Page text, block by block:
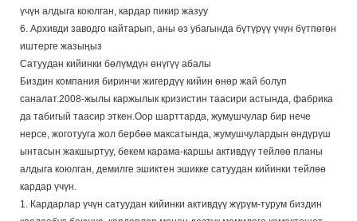
үчүн алдыга коюлган, кардар пикир жазуу
6. Архивди заводго кайтарып, аны өз убагында бүтүрүү үчүн бүтпөгөн
иштерге жазыңыз
Сатуудан кийинки бөлүмдүн өнүгүү абалы
Биздин компания биринчи жигердүү кийин өнөр жай болуп
саналат.2008-жылы каржылык кризистин таасири астында, фабрика
да табигый таасир эткен.Оор шарттарда, жумушчулар бир нече
нерсе, жоготууга жол бербөө максатында, жумушчулардын өндүрүш
ынтасын жакшыртуу, бекем карама-каршы активдүү тейлөө планы
алдыга коюлган, демилге эшиктен эшикке сатуудан кийинки тейлөө
кардар үчүн.
1. Кардарлар үчүн сатуудан кийинки активдүү жүрүм-турум биздин